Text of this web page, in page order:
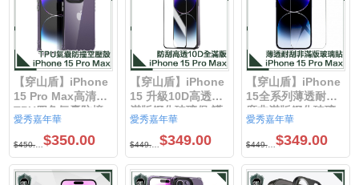
【穿山盾】iPhone
15 Pro Max高清透
TPU四角氣囊防撞
空壓殼
愛秀嘉年華
$450.00$350.00
【穿山盾】iPhone
15 升級10D高透全
滿版鋼化玻璃保 護
貼iPhone15 Pro
Max / iPhone15
Pro /
iPhone15plus /
iPhone15
愛秀嘉年華
$449.00 $349.00
【穿山盾】iPhone
15全系列薄透耐刮
磨非滿版鋼化玻璃
保 護貼 iPhone15
Pro Max /
iPhone15 Pro /
iPhone15plus /
iPhone15
愛秀嘉年華
$449.00 $349.00